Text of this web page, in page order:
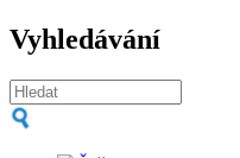
Vyhledávání